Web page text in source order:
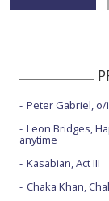
Peter Gabriel, o/i
Leon Bridges,
anytime
Kasabian, Act III
Chaka Khan,